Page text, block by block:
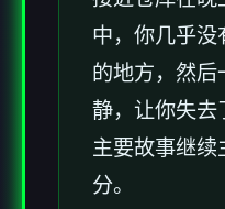
中，你几乎没
的地方，然后
静，让你失去
主要故事继续
分。